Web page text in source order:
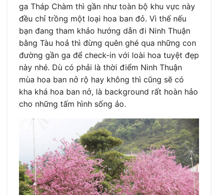
ga Tháp Chàm thì gần như toàn bộ khu vực này
đều chỉ trồng một loại hoa ban đỏ. Vì thế nếu
bạn đang tham khảo hướng dẫn đi Ninh Thuận
bằng Tàu hoả thì đừng quên ghé qua những con
đường gần ga để check-in với loài hoa tuyệt đẹp
này nhé. Dù có phải là thời điểm Ninh Thuận
mùa hoa ban nở rộ hay không thì cũng sẽ có
kha khá hoa ban nở, là background rất hoàn hảo
cho những tấm hình sống ảo.